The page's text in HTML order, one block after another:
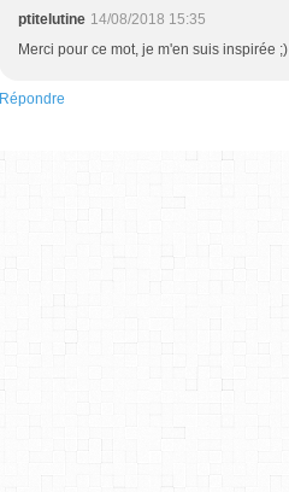
ptitelutine 14/08/2018 15:35
Merci pour ce mot, je m'en suis inspirée ;)
Répondre